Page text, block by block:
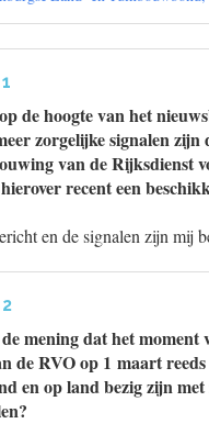
de hoogte van het
zorgelijke signalen
van de Rijksdienst
recent een
en de signalen zijn mij
mening dat het moment
de RVO op 1 maart
en op land bezig zijn